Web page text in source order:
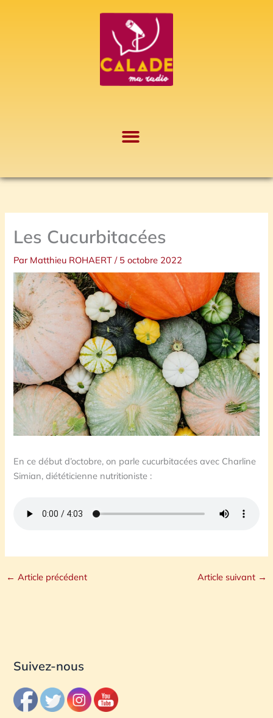
Les Cucurbitacées
Par Matthieu ROHAERT/ 5 octobre 2022
En ce début d’octobre, on parle cucurbitacées avec Charline
Simian, diététicienne nutritioniste :
← Article précédent Article suivant →
Suivez-nous